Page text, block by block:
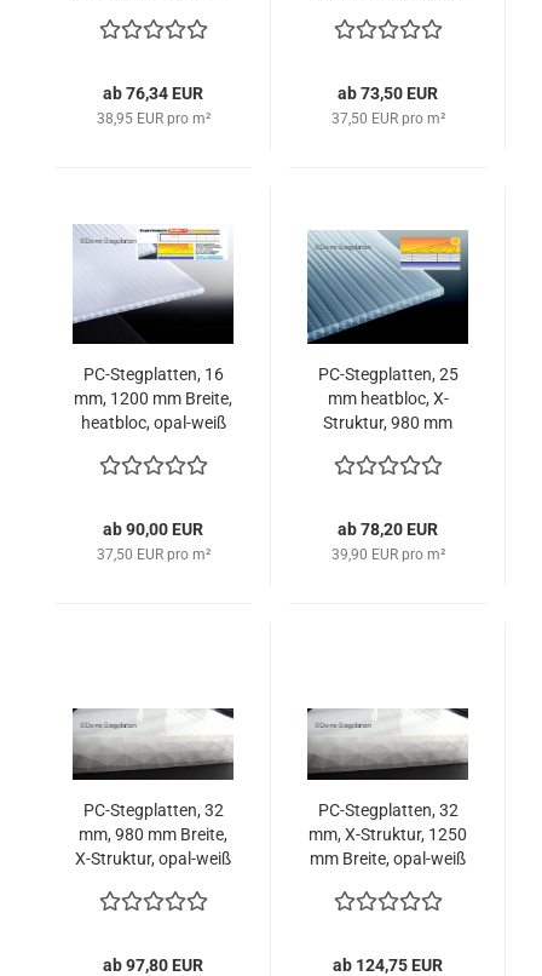
weiß
ab 76,34 EUR
38,95 EUR pro m²
ab 73,50 EUR
37,50 EUR pro m²
PC-Stegplatten, 16
mm, 1200 mm Breite,
heatbloc, opal-weiß
ab 90,00 EUR
37,50 EUR pro m²
PC-Stegplatten, 25
mm heatbloc, X-
Struktur, 980 mm
ab 78,20 EUR
39,90 EUR pro m²
PC-Stegplatten, 32
mm, 980 mm Breite,
X-Struktur, opal-weiß
ab 97,80 EUR
PC-Stegplatten, 32
mm, X-Struktur, 1250
mm Breite, opal-weiß
ab 124,75 EUR